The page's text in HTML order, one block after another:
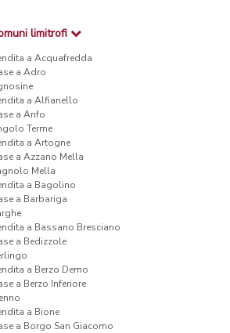
limitrofi
a Acquafredda
a Adro
a Alfianello
a Anfo
Terme
a Artogne
a Azzano Mella
Mella
a Bagolino
a Barbariga
a Bassano Bresciano
a Bedizzole
a Berzo Demo
a Berzo Inferiore
a Bione
a Borgo San Giacomo